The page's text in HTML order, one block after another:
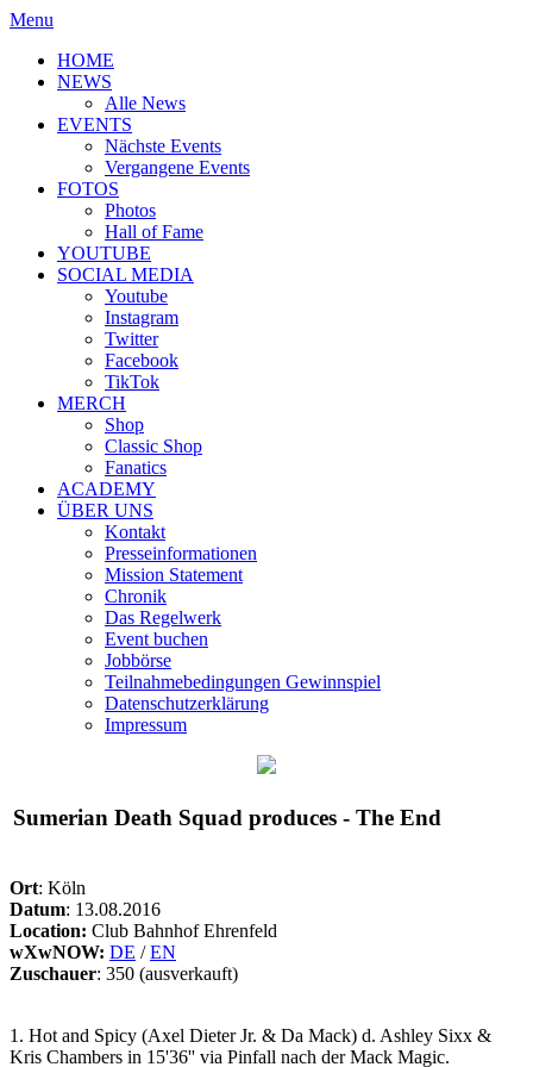
Menu
HOME
NEWS
Alle News
EVENTS
Nächste Events
Vergangene Events
FOTOS
Photos
Hall of Fame
YOUTUBE
SOCIAL MEDIA
Youtube
Instagram
Twitter
Facebook
TikTok
MERCH
Shop
Classic Shop
Fanatics
ACADEMY
ÜBER UNS
Kontakt
Presseinformationen
Mission Statement
Chronik
Das Regelwerk
Event buchen
Jobbörse
Teilnahmebedingungen Gewinnspiel
Datenschutzerklärung
Impressum
Sumerian Death Squad produces - The End
Ort: Köln
Datum: 13.08.2016
Location: Club Bahnhof Ehrenfeld
wXwNOW: DE /EN
Zuschauer: 350 (ausverkauft)
1. Hot and Spicy (Axel Dieter Jr. & Da Mack) d. Ashley Sixx &
Kris Chambers in 15'36'' via Pinfall nach der Mack Magic.